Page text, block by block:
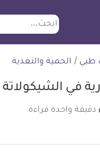
ابحث
طبي / الحمية والتغذية
في الشيكولاتة
دقيقة واحدة قراءة
انفو